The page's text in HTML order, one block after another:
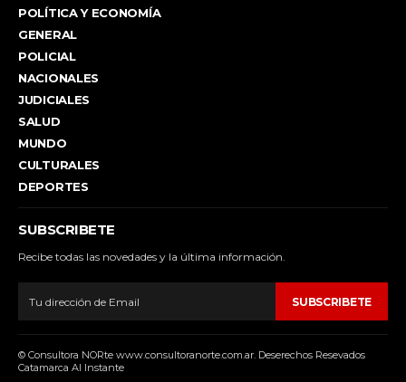
POLÍTICA Y ECONOMÍA
GENERAL
POLICIAL
NACIONALES
JUDICIALES
SALUD
MUNDO
CULTURALES
DEPORTES
SUBSCRIBETE
Recibe todas las novedades y la última información.
SUBSCRIBETE
© Consultora NORte www.consultoranorte.com.ar. Deserechos Resevados
Catamarca Al Instante